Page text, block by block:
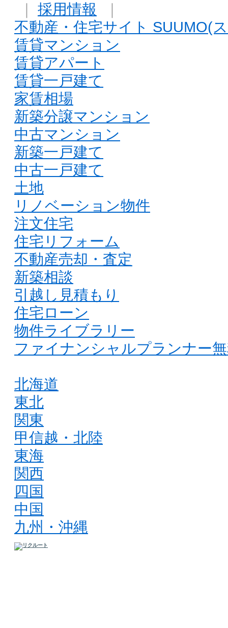
｜ 採用情報 ｜
不動産・住宅サイト SUUMO(
賃貸マンション
賃貸アパート
賃貸一戸建て
家賃相場
新築分譲マンション
中古マンション
新築一戸建て
中古一戸建て
土地
リノベーション物件
注文住宅
住宅リフォーム
不動産売却・査定
新築相談
引越し見積もり
住宅ローン
物件ライブラリー
ファイナンシャルプランナー
北海道
東北
関東
甲信越・北陸
東海
関西
四国
中国
九州・沖縄